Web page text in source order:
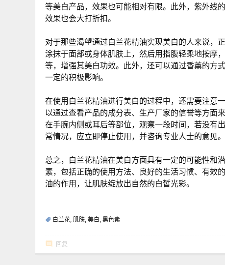
等美白产品，效果也可能相对有限。此外，紫外线
效果也会大打折扣。
对于那些渴望通过白兰花精油实现美白的人来说，
涂抹于面部或身体肌肤上，然后用指腹轻柔地按摩
等，增强其美白功效。此外，还可以通过香薰的方
一定的积极影响。
在使用白兰花精油进行美白的过程中，还需要注意
以通过查看产品的成分表、生产厂家的信誉等方面
在手腕内侧或耳后等部位，观察一段时间，若没有
常情况，应立即停止使用，并咨询专业人士的意见。
总之，白兰花精油在美白方面具有一定的可能性和
素，包括正确的使用方法、良好的生活习惯、有效
油的作用，让肌肤绽放出自然的白皙光彩。
白兰花, 肌肤, 美白, 黑色素
回复